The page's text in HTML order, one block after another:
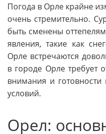
Погода в Орле крайне
очень стремительно.
быть сменены
явления, такие как
Орле встречаются
в городе Орле требует
внимания и
условий.
Орел: